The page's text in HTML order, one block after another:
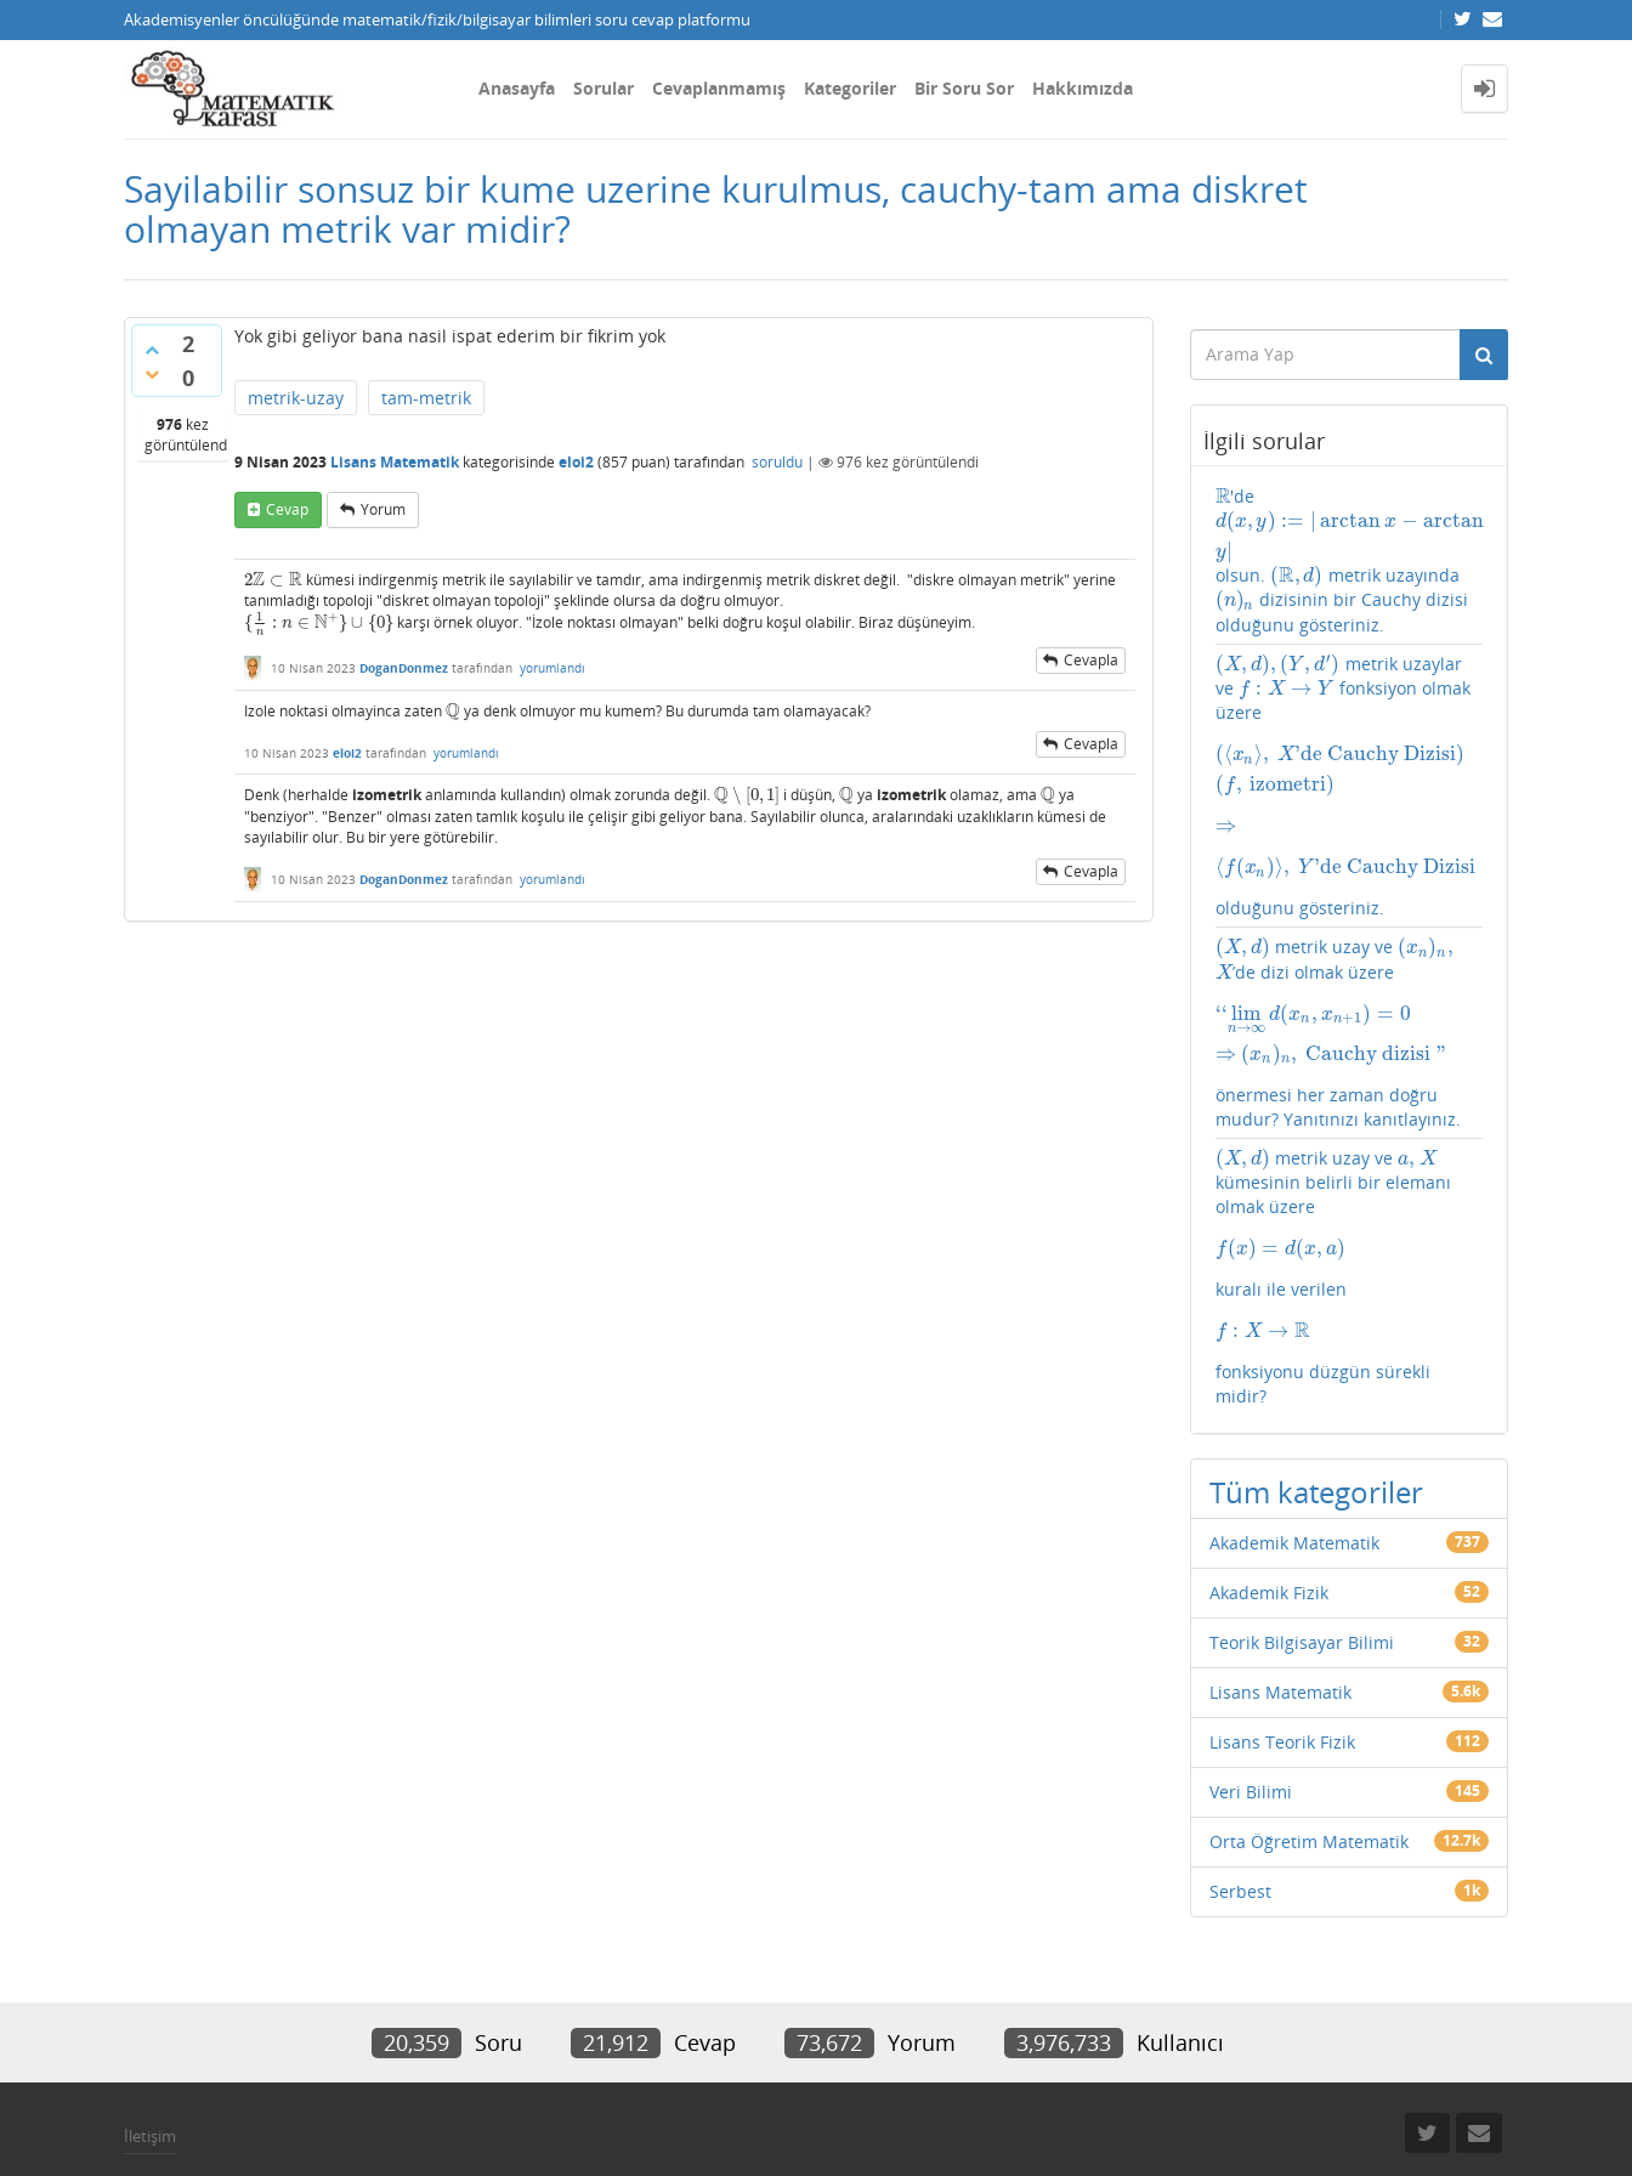
Akademisyenler öncülüğünde matematik/fizik/bilgisayar bilimleri soru cevap platformu
Anasayfa Sorular Cevaplanmamış Kategoriler Bir Soru Sor Hakkımızda
Sayilabilir sonsuz bir kume uzerine kurulmus, cauchy-tam ama diskret
olmayan metrik var midir?
2
0
976 kez
görüntülendi
Yok gibi geliyor bana nasil ispat ederim bir fikrim yok
metrik-uzay tam-metrik
9 Nisan 2023 Lisans Matematikkategorisinde eloi2(857 puan) tarafından soruldu | 976 kez görüntülendi
Cevap Yorum
2Z ⊂ R
2Z⊂R
kümesi indirgenmiş metrik ile sayılabilir ve tamdır, ama indirgenmiş metrik diskret değil. "diskre olmayan metrik" yerine
tanımladığı topoloji "diskret olmayan topoloji" şeklinde olursa da doğru olmuyor.
{ 1
n : n ∈ N+ } ∪ {0}
{ 1n n ∈N+ }∪{0 } karşı örnek oluyor. "İzole noktası olmayan" belki doğru koşul olabilir. Biraz düşüneyim.
10 Nisan 2023 DoganDonmez tarafından yorumlandı Cevapla
Izole noktasi olmayinca zatenQ
Q ya denk olmuyor mu kumem? Bu durumda tam olamayacak?
10 Nisan 2023 eloi2 tarafından yorumlandı Cevapla
Denk (herhalde izometrikanlamında kullandın) olmak zorunda değil.Q ∖ [0, 1]
Q∖[ ,1] i düşün,Q
Q ya izometrikolamaz, amaQ
Q ya
"benziyor". "Benzer" olması zaten tamlık koşulu ile çelişir gibi geliyor bana. Sayılabilir olunca, aralarındaki uzaklıkların kümesi de
sayılabilir olur. Bu bir yere götürebilir.
10 Nisan 2023 DoganDonmez tarafından yorumlandı Cevapla
İlgili sorular
R
R 'de
d(x, y) := arctanx − arctan
y|
d(x,y):=| arctanx−arctany|
olsun. (R, d)
(R,d) metrik uzayında
(n)n
(n)n dizisinin bir Cauchy dizisi
olduğunu gösteriniz.
(X, d), (Y, d′)
(X,d) ,(Y,d′)
metrik uzaylar
ve f : X → Y
f:X→Y
fonksiyon olmak
üzere
(⟨xn ⟩, X'de Cauchy Dizisi)
( f, izometri)
(⟨ xn⟩, X 'de Cauchy Dizisi)(f,izometri
⇒
⇒
⟨ f(xn )⟩, Y'de Cauchy Dizisi
⟨f(xn)⟩ Y'de Cauchy Dizisi
olduğunu gösteriniz.
(X, d)
(X,d) metrik uzay ve (xn)n ,
(xn)n,
X
X ’de dizi olmak üzere
‘‘ lim
n→∞
d(xn , xn+1) = 0
⇒ (xn )n, Cauchy dizisi "
‘‘limn→∞d(xn ,xn+1 )= 0⇒(x
önermesi her zaman doğru
mudur? Yanıtınızı kanıtlayınız.
(X, d)
(X,d) metrik uzay ve a,
a, X
X
kümesinin belirli bir elemanı
olmak üzere
f(x) = d(x, a)
f(x )=d(x,a)
kuralı ile verilen
f : X → R
f:X→R
fonksiyonu düzgün sürekli
midir?
Tüm kategoriler
Akademik Matematik 737
Akademik Fizik 52
Teorik Bilgisayar Bilimi 32
Lisans Matematik 5.6k
Lisans Teorik Fizik 112
Veri Bilimi 145
Orta Öğretim Matematik 12.7k
Serbest 1k
20,359 Soru 21,912 Cevap 73,672 Yorum 3,976,733 Kullanıcı
İletişim